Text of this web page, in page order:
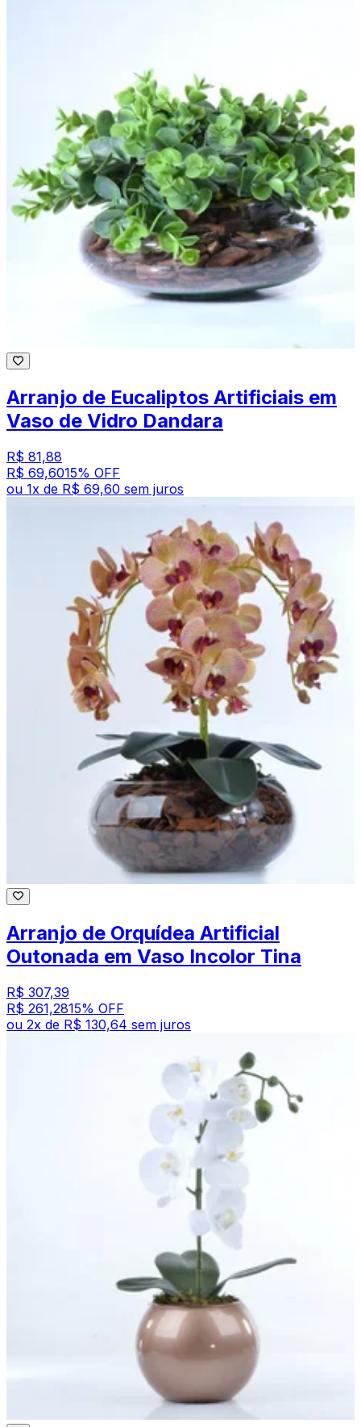
Arranjo de Eucaliptos Artificiais em
Vaso de Vidro Dandara
R$ 81,88
R$ 69,6015% OFF
ou 1x de R$ 69,60 sem juros
Arranjo de Orquídea Artificial
Outonada em Vaso Incolor Tina
R$ 307,39
R$ 261,2815% OFF
ou 2x de R$ 130,64 sem juros